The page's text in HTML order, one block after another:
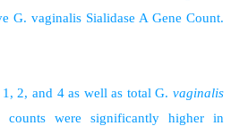
1, 2, and 4 as well as total G.vaginalis
counts were significantly higher in